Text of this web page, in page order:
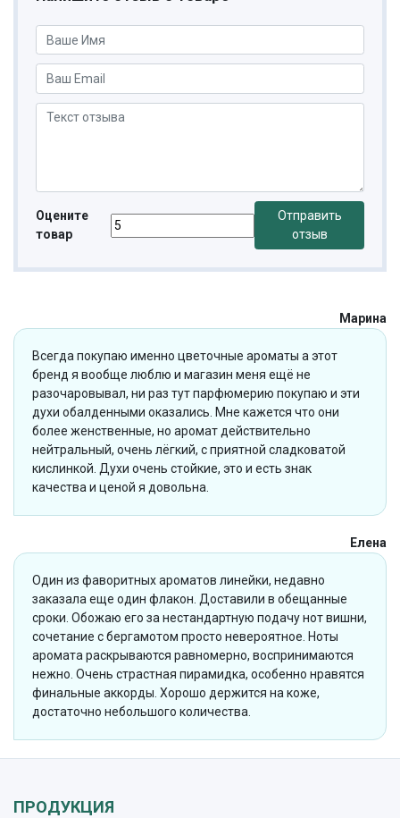
Оцените
товар
Отправить
отзыв
Марина
Всегда покупаю именно цветочные ароматы а этот
бренд я вообще люблю и магазин меня ещё не
разочаровывал, ни раз тут парфюмерию покупаю и эти
духи обалденными оказались. Мне кажется что они
более женственные, но аромат действительно
нейтральный, очень лёгкий, с приятной сладковатой
кислинкой. Духи очень стойкие, это и есть знак
качества и ценой я довольна.
Елена
Один из фаворитных ароматов линейки, недавно
заказала еще один флакон. Доставили в обещанные
сроки. Обожаю его за нестандартную подачу нот вишни,
сочетание с бергамотом просто невероятное. Ноты
аромата раскрываются равномерно, воспринимаются
нежно. Очень страстная пирамидка, особенно нравятся
финальные аккорды. Хорошо держится на коже,
достаточно небольшого количества.
ПРОДУКЦИЯ